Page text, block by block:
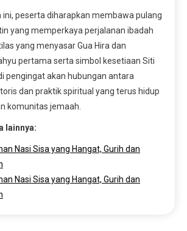
ini, peserta diharapkan membawa pulang
yang memperkaya perjalanan ibadah
yang menyasar Gua Hira dan
pertama serta simbol kesetiaan Siti
pengingat akan hubungan antara
dan praktik spiritual yang terus hidup
komunitas jemaah.
lainnya:
Nasi Sisa yang Hangat, Gurih dan
Nasi Sisa yang Hangat, Gurih dan